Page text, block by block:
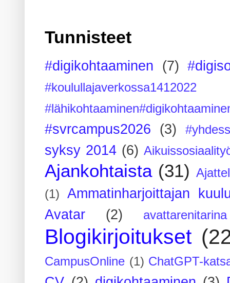
Tunnisteet
#digikohtaaminen (7)
#koulullajaverkossa1412022
#svrcampus2026 (3)
syksy 2014 (6)
Ajankohtaista (31)
(1)
Ammatinharjoittajan
Avatar
(2) avattarenitarina
Blogikirjoitukset
CampusOnline (1) ChatGPT-